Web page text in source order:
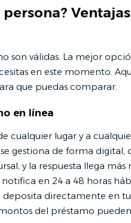
son válidas. La mejor
en este momento.
que puedas comparar.
en línea
cualquier lugar y a
gestiona de forma digital,
y la respuesta llega
en 24 a 48 horas
deposita directamente en
del préstamo pueden